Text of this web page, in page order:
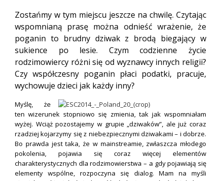
Zostańmy w tym miejscu jeszcze na chwilę. Czytając
wspomnianą prasę można odnieść wrażenie, że
poganin to brudny dziwak z brodą biegający w
sukience po lesie. Czym codzienne życie
rodzimowiercy różni się od wyznawcy innych religii?
Czy współczesny poganin płaci podatki, pracuje,
wychowuje dzieci jak każdy inny?
Myślę, że
ten wizerunek stopniowo się zmienia, tak jak wspomniałam
wyżej. Wciąż pozostajemy w grupie „dziwaków”, ale już coraz
rzadziej kojarzymy się z niebezpiecznymi dziwakami – i dobrze.
Bo prawda jest taka, że w mainstreamie, zwłaszcza młodego
pokolenia, pojawia się coraz więcej elementów
charakterystycznych dla rodzimowierstwa – a gdy pojawiają się
elementy wspólne, rozpoczyna się dialog. Mam na myśli